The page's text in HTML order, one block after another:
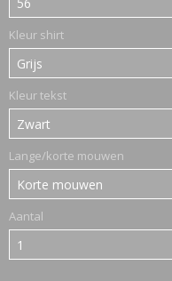
Kleur shirt
Kleur tekst
Lange/korte mouwen
Aantal